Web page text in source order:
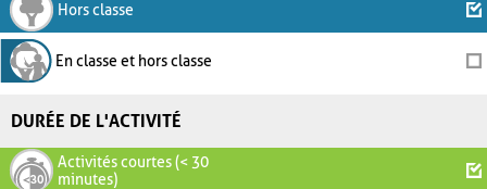
Hors classe
En classe et hors classe
DURÉE DE L'ACTIVITÉ
Activités courtes (< 30
minutes)